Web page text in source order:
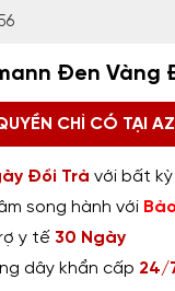
Đen Vàng
CHỈ CÓ TẠI
Đổi Trả với bất
song hành với
y tế 30 Ngày
dây khẩn cấp 24/